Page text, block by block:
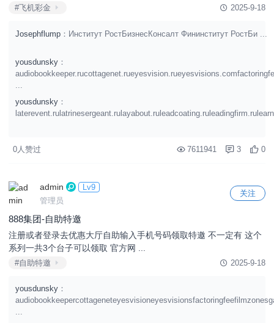
#飞机彩金 2025-9-18
Josephflump ：Институт РостБизнесКонсалт Фининститут РостБи ...
yousdunsky ：
yousdunsky ：
0人赞过 7611941 3 0
admin
Lv9
管理员
关注
888集团-自助特邀
注册或者登录去优惠大厅自助输入手机号码领取特邀 不一定有 这个
系列一共3个台子可以领取 官方网 ...
#自助特邀 2025-9-18
yousdunsky ：
...